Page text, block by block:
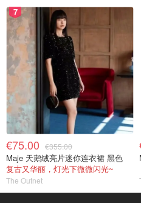
7
€75.00 €355.00
Maje 天鹅绒亮片迷你连衣裙 黑色
复古又华丽，灯光下微微闪光~
The Outnet